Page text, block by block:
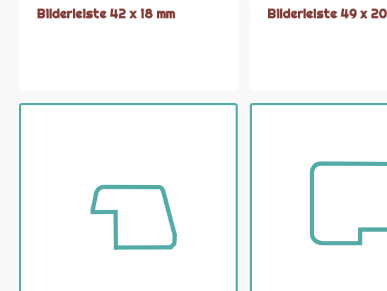
Bilderleiste 42 x 18 mm Bilderleiste 49 x 20